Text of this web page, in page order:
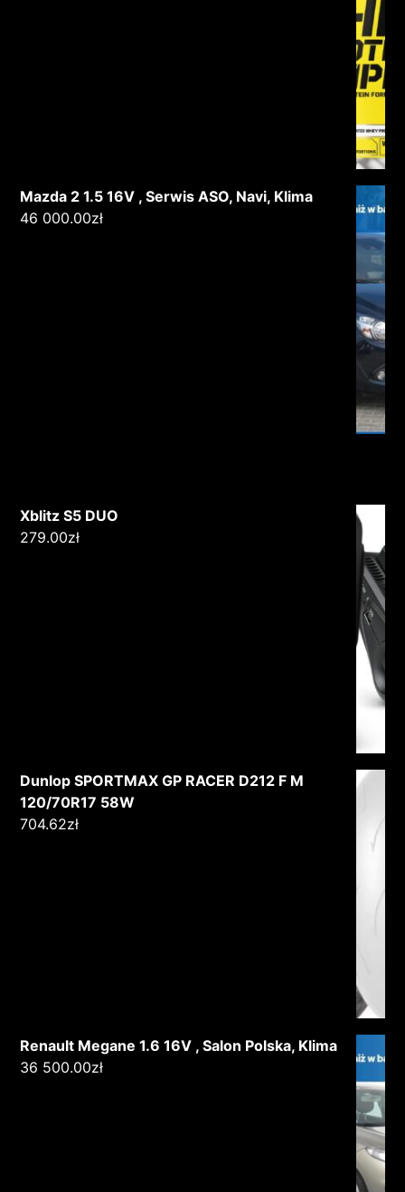
Mazda 2 1.5 16V , Serwis ASO, Navi, Klima
46 000.00zł
Xblitz S5 DUO
279.00zł
Dunlop SPORTMAX GP RACER D212 F M
120/70R17 58W
704.62zł
Renault Megane 1.6 16V , Salon Polska, Klima
36 500.00zł